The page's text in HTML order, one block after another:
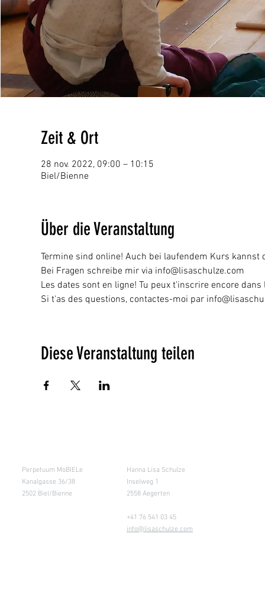
Zeit & Ort
28 nov. 2022, 09:00 – 10:15
Biel/Bienne
Über die Veranstaltung
Termine sind online! Auch bei laufendem Kurs kannst
Bei Fragen schreibe mir via info@lisaschulze.com
Les dates sont en ligne! Tu peux t'inscrire encore
Si t'as des questions, contactes-moi par
Diese Veranstaltung teilen
Perpetuum MoBIELe
Kanalgasse 36/38
2502 Biel/Bienne
Hanna Lisa Schulze
Inselweg 1
2558 Aegerten
+41 76 541 03 45
info@lisaschulze.com